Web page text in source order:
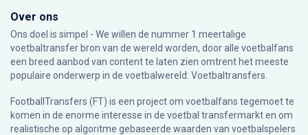
Over ons
Ons doel is simpel - We willen de nummer 1 meertalige
voetbaltransfer bron van de wereld worden, door alle voetbalfans
een breed aanbod van content te laten zien omtrent het meeste
populaire onderwerp in de voetbalwereld: Voetbaltransfers.
FootballTransfers (FT) is een project om voetbalfans tegemoet te
komen in de enorme interesse in de voetbal transfermarkt en om
realistische op algoritme gebaseerde waarden van voetbalspelers